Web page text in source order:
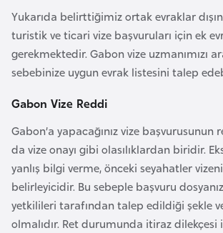
Yukarıda belirttiğimiz ortak evraklar
turistik ve ticari vize başvuruları için ek
gerekmektedir. Gabon vize uzmanımızı
sebebinize uygun evrak listesini talep
Gabon Vize Reddi
Gabon’a yapacağınız vize başvurusunun
da vize onayı gibi olasılıklardan biridir.
yanlış bilgi verme, önceki seyahatler
belirleyicidir. Bu sebeple başvuru
yetkilileri tarafından talep edildiği şekle
olmalıdır. Ret durumunda itiraz dilekçesi
r
u
s
e
l
ç
i
k
a